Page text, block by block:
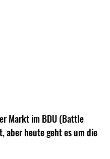
Markt im BDU (Battle
aber heute geht es um die